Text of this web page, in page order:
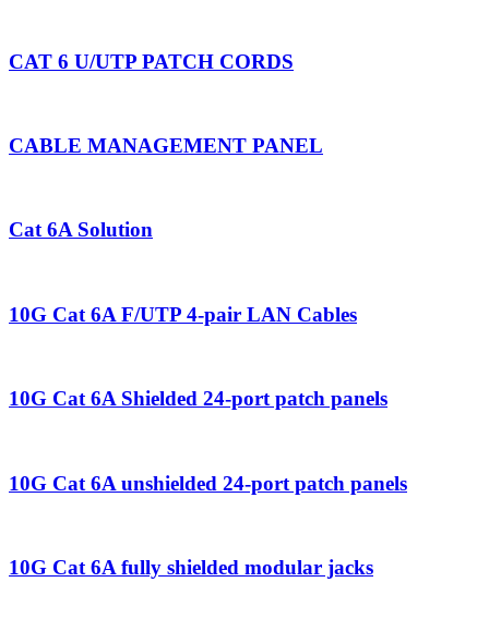
CAT 6 U/UTP PATCH CORDS
CABLE MANAGEMENT PANEL
Cat 6A Solution
10G Cat 6A F/UTP 4-pair LAN Cables
10G Cat 6A Shielded 24-port patch panels
10G Cat 6A unshielded 24-port patch panels
10G Cat 6A fully shielded modular jacks